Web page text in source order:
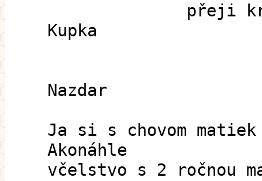
přeji krásný
Kupka
Nazdar
Ja si s chovom
Akonáhle
včelstvo s 2 ročnou